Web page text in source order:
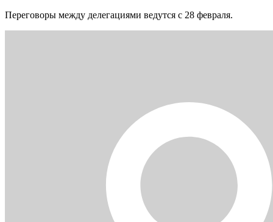
Переговоры между делегациями ведутся с 28 февраля.